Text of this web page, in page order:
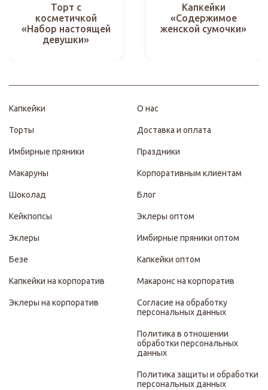
Торт с
косметичкой
«Набор настоящей
девушки»
Капкейки
«Содержимое
женской сумочки»
Капкейки
Торты
Имбирные пряники
Макаруны
Шоколад
Кейкпопсы
Эклеры
Безе
Капкейки на корпоратив
Эклеры на корпоратив
О нас
Доставка и оплата
Праздники
Корпоративным клиентам
Блог
Эклеры оптом
Имбирные пряники оптом
Капкейки оптом
Макаронс на корпоратив
Согласие на обработку
персональных данных
Политика в отношении
обработки персональных
данных
Политика защиты и обработки
персональных данных